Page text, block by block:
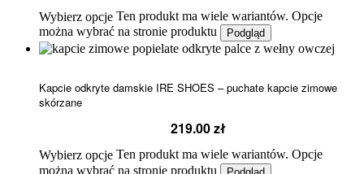
Wybierz opcje Ten produkt ma wiele wariantów. Opcje
można wybrać na stronie produktu
Podgląd
Kapcie odkryte damskie IRE SHOES – puchate kapcie zimowe
skórzane
219.00zł
Wybierz opcje Ten produkt ma wiele wariantów. Opcje
można wybrać na stronie produktu